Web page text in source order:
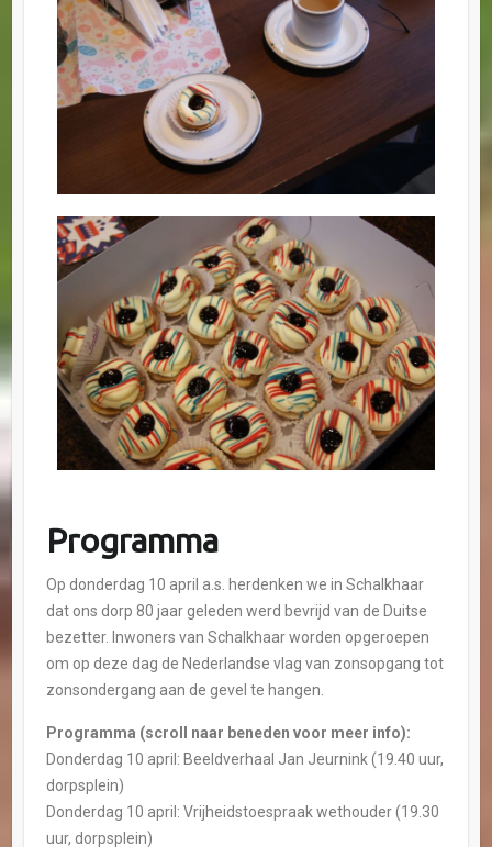
Programma
Op donderdag 10 april a.s. herdenken we in Schalkhaar
dat ons dorp 80 jaar geleden werd bevrijd van de Duitse
bezetter. Inwoners van Schalkhaar worden opgeroepen
om op deze dag de Nederlandse vlag van zonsopgang tot
zonsondergang aan de gevel te hangen.
Programma (scroll naar beneden voor meer info):
Donderdag 10 april: Beeldverhaal Jan Jeurnink (19.40 uur,
dorpsplein)
Donderdag 10 april: Vrijheidstoespraak wethouder (19.30
uur, dorpsplein)